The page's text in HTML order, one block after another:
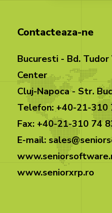
Contacteaza-ne
Bucuresti - Bd.
Center
Cluj-Napoca - Str.
Telefon: +40-21-310
Fax: +40-21-310 74
E-mail:
www.seniorxrp.ro